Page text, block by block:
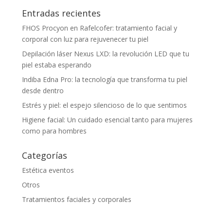
Entradas recientes
FHOS Procyon en Rafelcofer: tratamiento facial y
corporal con luz para rejuvenecer tu piel
Depilación láser Nexus LXD: la revolución LED que tu
piel estaba esperando
Indiba Edna Pro: la tecnología que transforma tu piel
desde dentro
Estrés y piel: el espejo silencioso de lo que sentimos
Higiene facial: Un cuidado esencial tanto para mujeres
como para hombres
Categorías
Estética eventos
Otros
Tratamientos faciales y corporales